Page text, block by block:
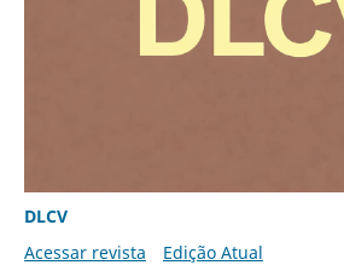
DLCV
Acessar revista
Edição Atual